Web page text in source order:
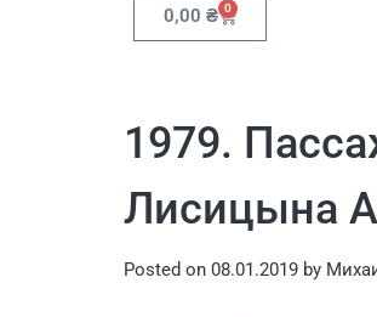
0,00 ₴ 0
1979.
Лисицына
Posted on 08.01.2019 by